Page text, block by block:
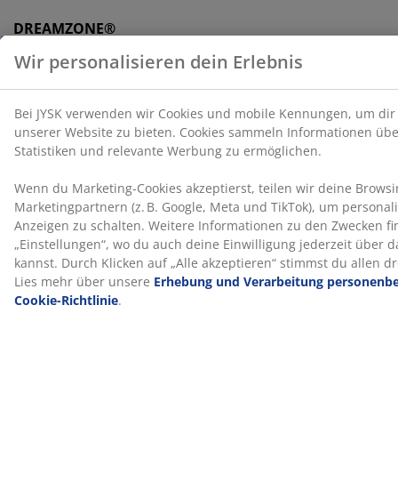
DREAMZONE®
Schlafs durch individuelle Matratzen- und
Bettenlösungen verschrieben. Qualität und
Funktionalität stehen seit der Gründung des
Unternehmens in Dänemark im Jahr 2003 an erster
Stelle. DREAMZONE® ist exklusiv bei JYSK erhältlich.
100 Tage Probeliegen und 25 Jahre Garantie
Teste deine neue JYSK GOLD Federkernmatratze 100
Tage lang in Ruhe zu Hause. Solltest du nicht
vollständig zufrieden sein, kannst du sie gegen ein
anderes Modell umtauschen. Alle GOLD
Federkernmatratzen verfügen zudem über eine
erweiterte 25-Jahres-Garantie.